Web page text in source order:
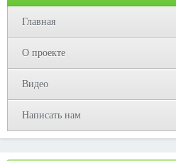
Главная
О проекте
Видео
Написать нам